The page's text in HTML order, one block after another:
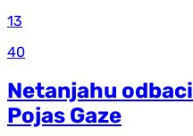
13
40
Netanjahu
Pojas Gaze